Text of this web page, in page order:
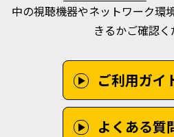
中の視聴機器やネットワーク環
きるかご確認く
ご利用ガイ
よくある質